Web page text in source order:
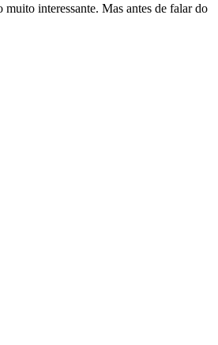
interessante. Mas antes de falar do